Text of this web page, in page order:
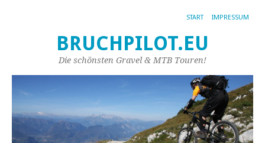
START IMPRESSUM
BRUCHPILOT.EU
Die schönsten Gravel & MTB Touren!